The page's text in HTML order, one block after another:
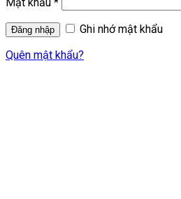
Ghi nhớ mật khẩu
Quên mật khẩu?